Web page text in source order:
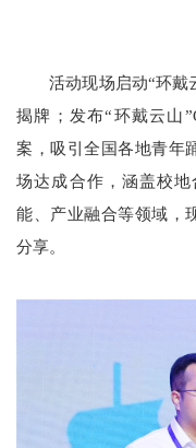
活动现场启动“环戴云
揭牌；发布“环戴云山
案，吸引全国各地青年
场达成合作，涵盖校
能、产业融合等领域，
分享。